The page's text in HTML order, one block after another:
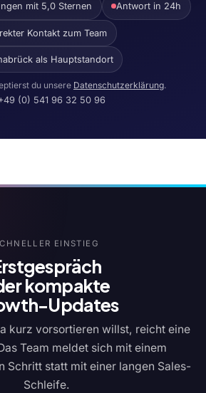
mit 5,0 Sternen Antwort in 24h
Kontakt zum Team
als Hauptstandort
du unsere Datenschutzerklärung.
(0) 541 96 32 50 96
EINSTIEG
kompakte
Updates
kurz vorsortieren willst, reicht eine
Team meldet sich mit einem
Schritt statt mit einer langen Sales-
Schleife.